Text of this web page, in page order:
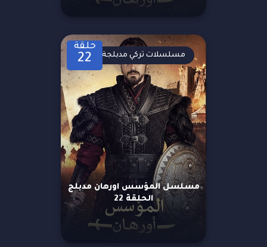
حلقة
22
مسلسل المؤسس اورهان مدبلج
الحلقة 22
مسلسلات تركي مدبلجة